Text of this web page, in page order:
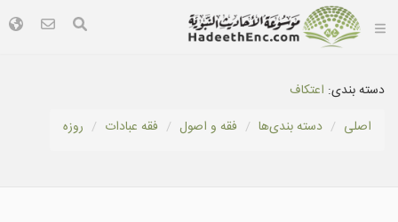
دسته بندی: اعتكاف
اصلی
دسته بندى‌ها فقه و اصول فقه عبادات روزه